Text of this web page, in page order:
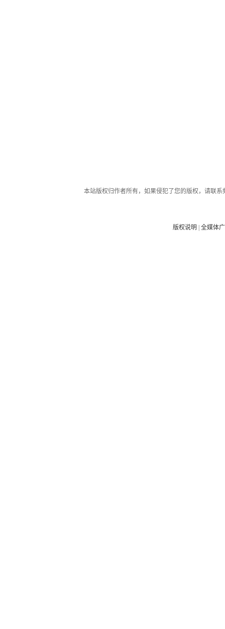
本站版权归作者所有，如果侵犯了您的版权，请联
版权说明 |全媒体